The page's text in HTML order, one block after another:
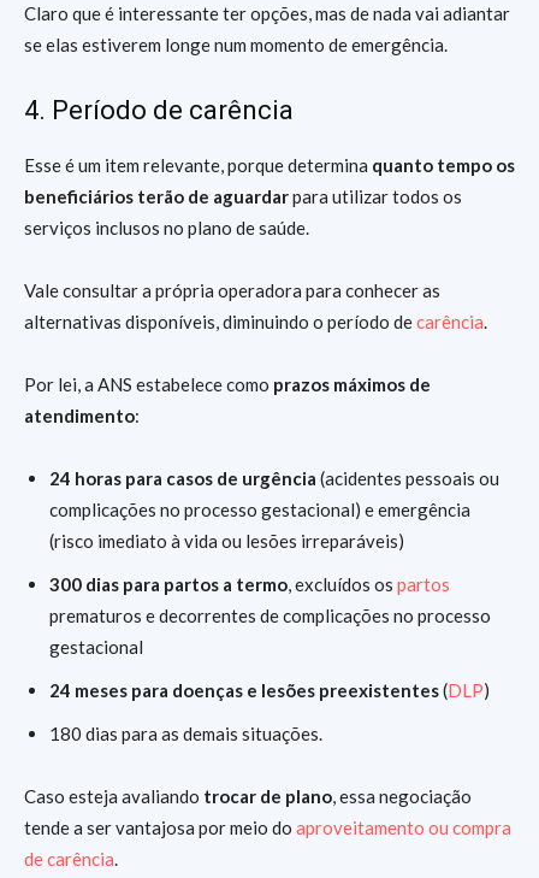
Claro que é interessante ter opções, mas de nada vai adiantar
se elas estiverem longe num momento de emergência.
4. Período de carência
Esse é um item relevante, porque determina quanto tempo os
beneficiários terão de aguardarpara utilizar todos os
serviços inclusos no plano de saúde.
Vale consultar a própria operadora para conhecer as
alternativas disponíveis, diminuindo o período decarência.
Por lei, a ANS estabelece como prazos máximos de
atendimento:
24 horas para casos de urgência (acidentes pessoais ou
complicações no processo gestacional) e emergência
(risco imediato à vida ou lesões irreparáveis)
300 dias para partos a termo, excluídos os partos
prematuros e decorrentes de complicações no processo
gestacional
24 meses para doenças e lesões preexistentes(DLP)
180 dias para as demais situações.
Caso esteja avaliando trocar de plano, essa negociação
tende a ser vantajosa por meio do aproveitamento ou compra
de carência.